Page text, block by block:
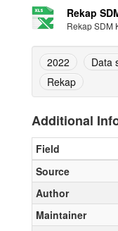
Rekap
Rekap SDM
2022 Data
Rekap
Additional
Field
Source
Author
Maintainer